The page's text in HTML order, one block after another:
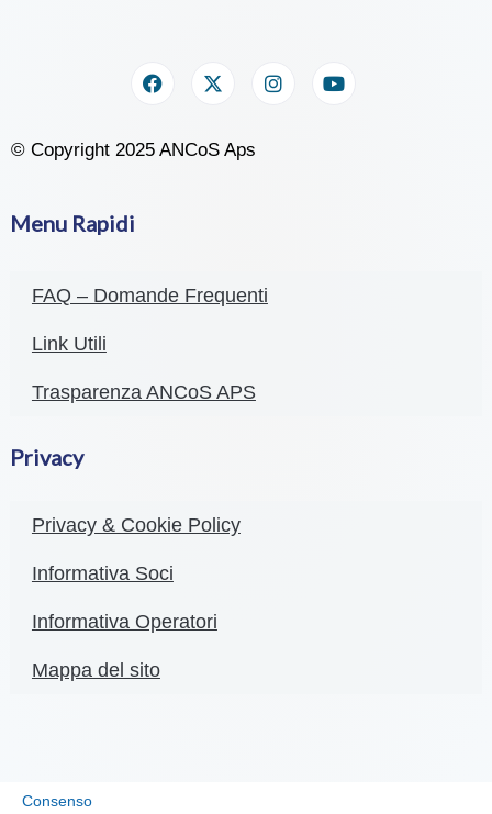
© Copyright 2025 ANCoS Aps
Menu Rapidi
FAQ – Domande Frequenti
Link Utili
Trasparenza ANCoS APS
Privacy
Privacy & Cookie Policy
Informativa Soci
Informativa Operatori
Mappa del sito
Consenso